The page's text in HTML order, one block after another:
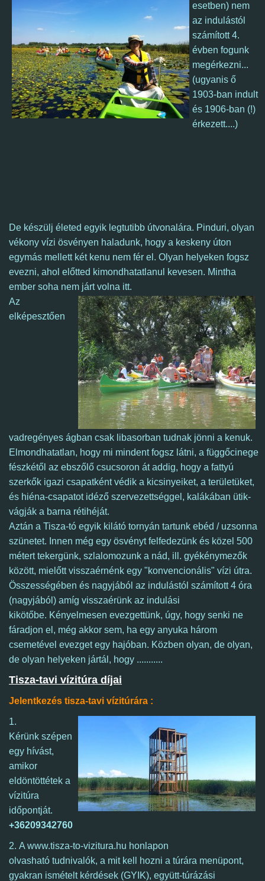
esetben) nem
az indulástól
számított 4.
évben fogunk
megérkezni...
(ugyanis ő
1903-ban indult
és 1906-ban (!)
érkezett....)
De készülj életed egyik legtutibb útvonalára. Pinduri, olyan
vékony vízi ösvényen haladunk, hogy a keskeny úton
egymás mellett két kenu nem fér el. Olyan helyeken fogsz
evezni, ahol előtted kimondhatatlanul kevesen. Mintha
ember soha nem járt volna itt.
Az
elképesztően
vadregényes ágban csak libasorban tudnak jönni a kenuk.
Elmondhatatlan, hogy mi mindent fogsz látni, a függőcinege
fészkétől az ebszőlő csucsoron át addig, hogy a fattyú
szerkők igazi csapatként védik a kicsinyeiket, a területüket,
és hiéna-csapatot idéző szervezettséggel, kalákában ütik-
vágják a barna rétihéját.
Aztán a Tisza-tó egyik kilátó tornyán tartunk ebéd / uzsonna
szünetet. Innen még egy ösvényt felfedezünk és közel 500
métert tekergünk, szlalomozunk a nád, ill. gyékénymezők
között, mielőtt visszaérnénk egy "konvencionális" vízi útra.
Összességében és nagyjából az indulástól számított 4 óra
(nagyjából) amíg visszaérünk az indulási
kikötőbe. Kényelmesen evezgettünk, úgy, hogy senki ne
fáradjon el, még akkor sem, ha egy anyuka három
csemetével evezget egy hajóban. Közben olyan, de olyan,
de olyan helyeken jártál, hogy ...........
Tisza-tavi vízitúra díjai
Jelentkezés tisza-tavi vízitúrára :
1.
Kérünk szépen
egy hívást,
amikor
eldöntöttétek a
vízitúra
időpontját.
+36209342760
2. A www.tisza-to-vizitura.hu honlapon
olvasható tudnivalók, a mit kell hozni a túrára menüpont,
gyakran ismételt kérdések (GYIK), együtt-túrázási